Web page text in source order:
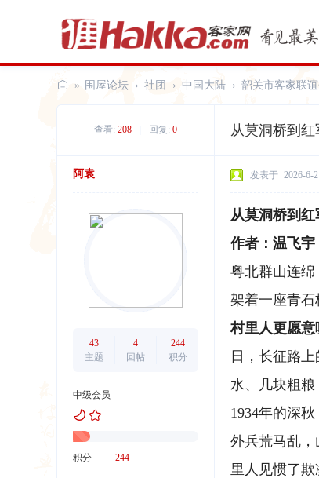
» 围屋论坛 › 社团 › 中国大陆 › 韶关市客家联
查看: 208 回复: 0 从莫洞桥到
阿袁
43
主题
4
回帖
244
积分
中级会员
积分 244
发表于 2026-6-
从莫洞桥到
作者：温飞宇
粤北群山连
架着一座青石
村里人更愿意
日，长征路
水、几块粗粮
1934年的深
外兵荒马乱
里人见惯了